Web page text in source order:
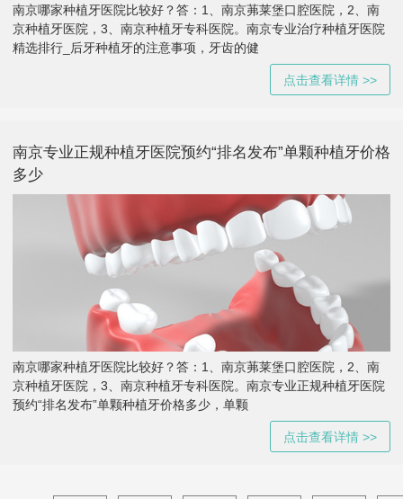
南京哪家种植牙医院比较好？答：1、南京茀莱堡口腔医院，2、南
京种植牙医院，3、南京种植牙专科医院。南京专业治疗种植牙医院
精选排行_后牙种植牙的注意事项，牙齿的健
点击查看详情 >>
南京专业正规种植牙医院预约“排名发布”单颗种植牙价格
多少
南京哪家种植牙医院比较好？答：1、南京茀莱堡口腔医院，2、南
京种植牙医院，3、南京种植牙专科医院。南京专业正规种植牙医院
预约“排名发布”单颗种植牙价格多少，单颗
点击查看详情 >>